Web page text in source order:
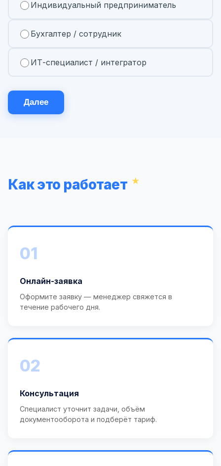
Индивидуальный предприниматель
Бухгалтер / сотрудник
ИТ-специалист / интегратор
Далее
Как это работает
01
Онлайн-заявка
Оформите заявку — менеджер свяжется в
течение рабочего дня.
02
Консультация
Специалист уточнит задачи, объём
документооборота и подберёт тариф.